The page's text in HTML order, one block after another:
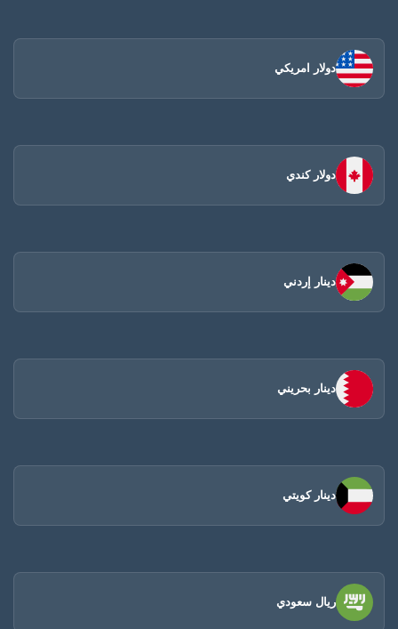
دولار امريكي
دولار كندي
دينار إردني
دينار بحريني
دينار كويتي
ريال سعودي